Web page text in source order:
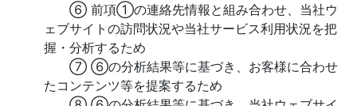
⑥ 前項①の連絡先情報と組み合わせ、当社ウ
ェブサイトの訪問状況や当社サービス利用状況を把
握・分析するため
⑦ ⑥の分析結果等に基づき、お客様に合わせ
たコンテンツ等を提案するため